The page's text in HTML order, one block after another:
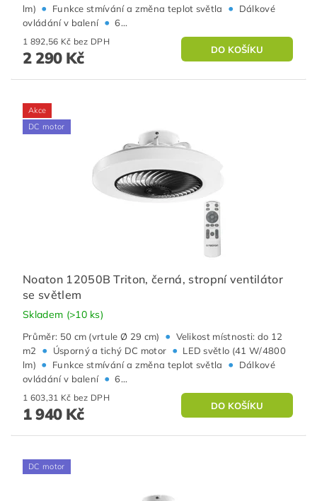
lm) • Funkce stmívání a změna teplot světla •
Dálkové
ovládání v balení • 6...
1 892,56 Kč bez DPH
2 290 Kč
Akce
DC motor
Noaton 12050B Triton, černá, stropní ventilátor
se světlem
Skladem (>10 ks)
Průměr: 50 cm (vrtule Ø 29 cm) • Velikost místnosti: do 12
m2
• Úsporný a tichý DC motor • LED světlo (41 W/4800
lm) • Funkce stmívání a změna teplot světla •
Dálkové
ovládání v balení • 6...
1 603,31 Kč bez DPH
1 940 Kč
DC motor